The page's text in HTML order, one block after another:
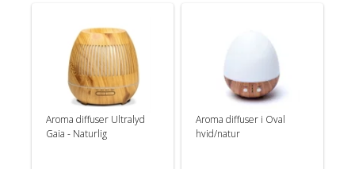
Aroma diffuser Ultralyd
Gaia - Naturlig
Aroma diffuser i Oval
hvid/natur